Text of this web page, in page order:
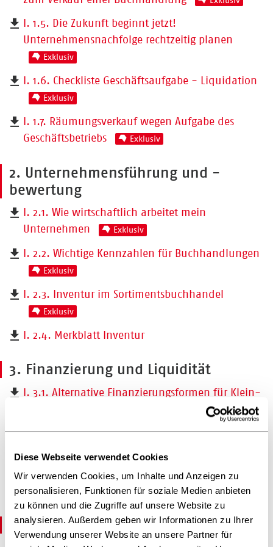
Diese Webseite verwendet Cookies
Wir verwenden Cookies, um Inhalte und Anzeigen zu
personalisieren, Funktionen für soziale Medien anbieten
zu können und die Zugriffe auf unsere Website zu
analysieren. Außerdem geben wir Informationen zu Ihrer
Verwendung unserer Website an unsere Partner für
I. 1.5. Die Zukunft beginnt jetzt!
Unternehmensnachfolge rechtzeitig planen
Exklusiv
I. 1.6. Checkliste Geschäftsaufgabe - Liquidation
Exklusiv
I. 1.7. Räumungsverkauf wegen Aufgabe des
Geschäftsbetriebs
Exklusiv
2. Unternehmensführung und -
bewertung
I. 2.1. Wie wirtschaftlich arbeitet mein
Unternehmen
Exklusiv
I. 2.2. Wichtige Kennzahlen für Buchhandlungen
Exklusiv
I. 2.3. Inventur im Sortimentsbuchhandel
Exklusiv
I. 2.4. Merkblatt Inventur
3. Finanzierung und Liquidität
I. 3.1. Alternative Finanzierungsformen für Klein-
Exklusiv
I. 3.2. Erfolgsfaktor Finanz- und
I. 3.3. Kreditwürdigkeitsprüfung erfolgreich
meistern
Exklusiv
4. Weitere Publikationen